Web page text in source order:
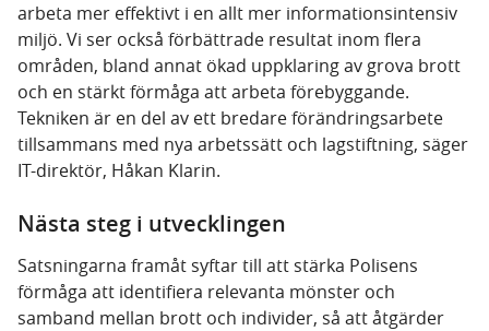
arbeta mer effektivt i en allt mer informationsintensiv
miljö. Vi ser också förbättrade resultat inom flera
områden, bland annat ökad uppklaring av grova brott
och en stärkt förmåga att arbeta förebyggande.
Tekniken är en del av ett bredare förändringsarbete
tillsammans med nya arbetssätt och lagstiftning, säger
IT-direktör, Håkan Klarin.
Nästa steg i utvecklingen
Satsningarna framåt syftar till att stärka Polisens
förmåga att identifiera relevanta mönster och
samband mellan brott och individer, så att åtgärder